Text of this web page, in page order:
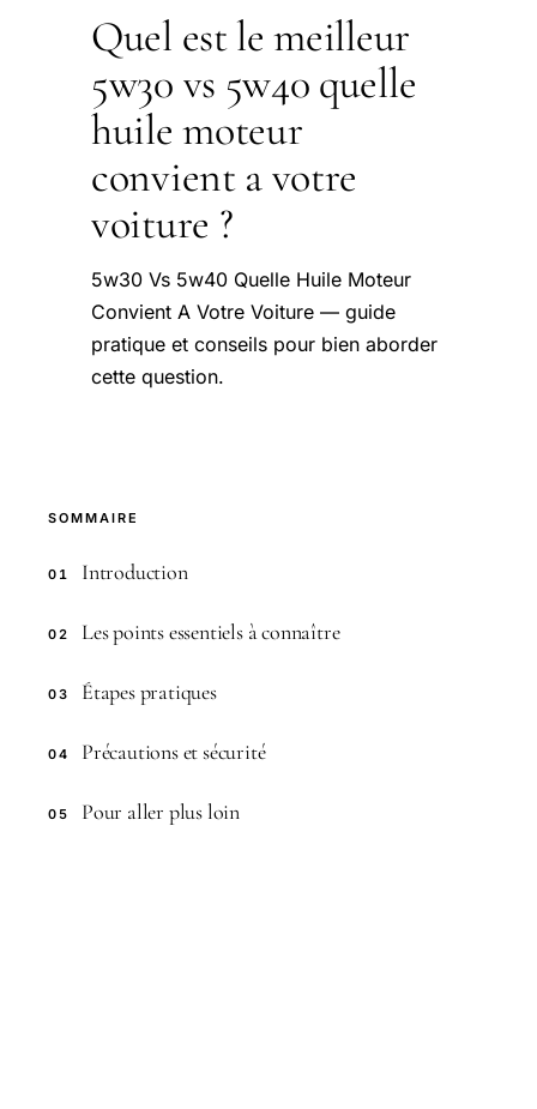
Quel est le meilleur
5w30 vs 5w40 quelle
huile moteur
convient a votre
voiture ?
5w30 Vs 5w40 Quelle Huile Moteur
Convient A Votre Voiture — guide
pratique et conseils pour bien aborder
cette question.
SOMMAIRE
01 Introduction
02 Les points essentiels à connaître
03 Étapes pratiques
04 Précautions et sécurité
05 Pour aller plus loin